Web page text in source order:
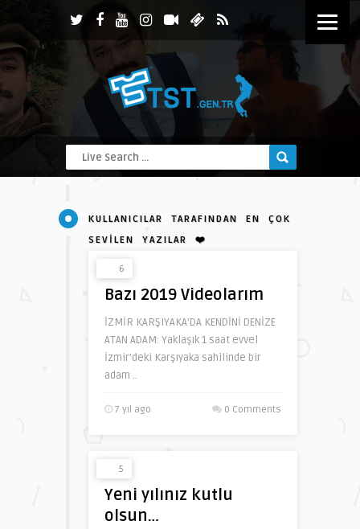
KULLANICILAR TARAFINDAN EN ÇOK
SEVILEN YAZILAR ❤️
6
Bazı 2019 Videolarım
İZMİR KARŞIYAKA’DA KENDİNİ DENİZE
ATAN ADAM: Yaklaşık 1 saat evvel
İzmir’deki Karşıyaka sahilinde bir
adam ..
7 yıl ago 0 Comments
5
Yeni yılınız kutlu
olsun…